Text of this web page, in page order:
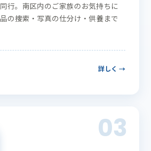
行。南区内のご家族のお気持ちに
の捜索・写真の仕分け・供養まで
詳しく →
03